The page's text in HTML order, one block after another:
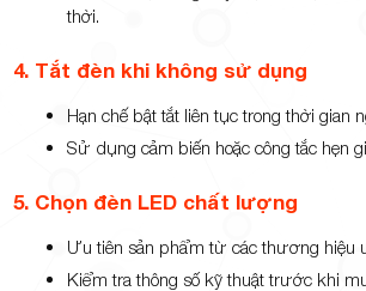
thời.
4. Tắt đèn khi không sử dụng
Hạn chế bật tắt liên tục trong thời gian
Sử dụng cảm biến hoặc công tắc hẹn
5. Chọn đèn LED chất lượng
Ưu tiên sản phẩm từ các thương hiệu
Kiểm tra thông số kỹ thuật trước khi